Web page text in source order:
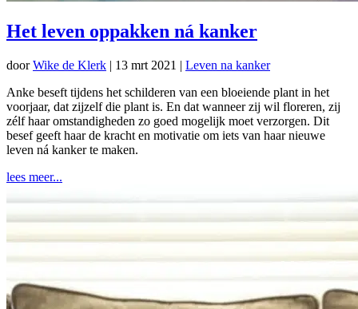
Het leven oppakken ná kanker
doorWike de Klerk | 13 mrt 2021 | Leven na kanker
Anke beseft tijdens het schilderen van een bloeiende plant in het
voorjaar, dat zijzelf die plant is. En dat wanneer zij wil floreren, zij
zélf haar omstandigheden zo goed mogelijk moet verzorgen. Dit
besef geeft haar de kracht en motivatie om iets van haar nieuwe
leven ná kanker te maken.
lees meer...